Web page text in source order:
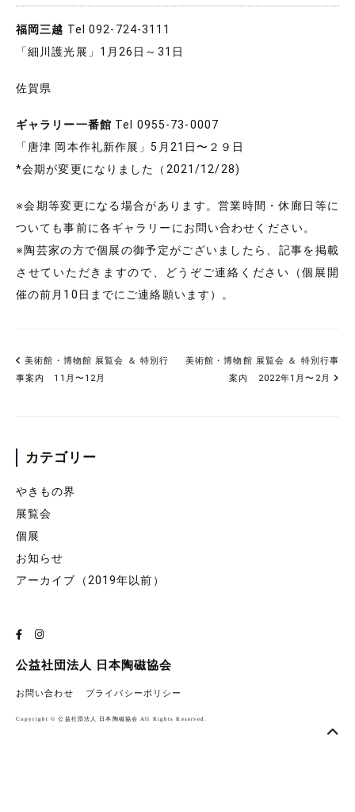
福岡三越 Tel 092-724-3111
「細川護光展」1月26日～31日
佐賀県
ギャラリー一番館 Tel 0955-73-0007
「唐津 岡本作礼新作展」5月21日〜２９日
*会期が変更になりました（2021/12/28)
※会期等変更になる場合があります。営業時間・休廊日等に
ついても事前に各ギャラリーにお問い合わせください。
※陶芸家の方で個展の御予定がございましたら、記事を掲載
させていただきますので、どうぞご連絡ください（個展開
催の前月10日までにご連絡願います）。
美術館・博物館 展覧会 ＆ 特別行
事案内 11月〜12月
美術館・博物館 展覧会 ＆ 特別行事
案内 2022年1月〜2月
カテゴリー
やきもの界
展覧会
個展
お知らせ
アーカイブ（2019年以前）
公益社団法人 日本陶磁協会
お問い合わせ プライバシーポリシー
Copyright © 公益社団法人 日本陶磁協会 All Rights Reserved.